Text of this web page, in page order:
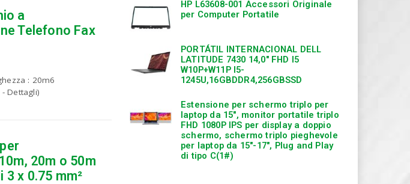
a
Telefono Fax
: 20m6
Dettagli)
20m o 50m
x 0.75 mm²
HP L63608-001 Accessori Originale
per Computer Portatile
PORTÁTIL INTERNACIONAL DELL
LATITUDE 7430 14,0″ FHD I5
W10P+W11P I5-
1245U,16GBDDR4,256GBSSD
Estensione per schermo triplo per
laptop da 15″, monitor portatile triplo
FHD 1080P IPS per display a doppio
schermo, schermo triplo pieghevole
per laptop da 15″-17″, Plug and Play
di tipo C(1#)